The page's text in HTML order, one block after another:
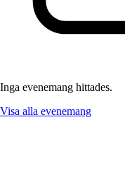
Inga evenemang hittades.
Visa alla evenemang